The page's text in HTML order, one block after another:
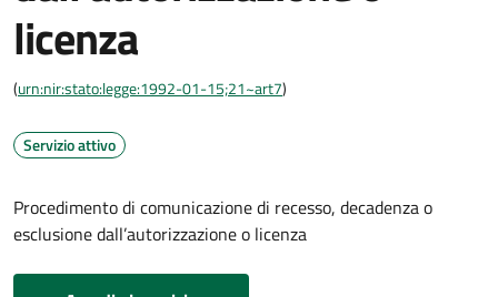
licenza
(urn:nir:stato:legge:1992-01-15;21~art7)
Servizio attivo
Procedimento di comunicazione di recesso, decadenza o
esclusione dall’autorizzazione o licenza